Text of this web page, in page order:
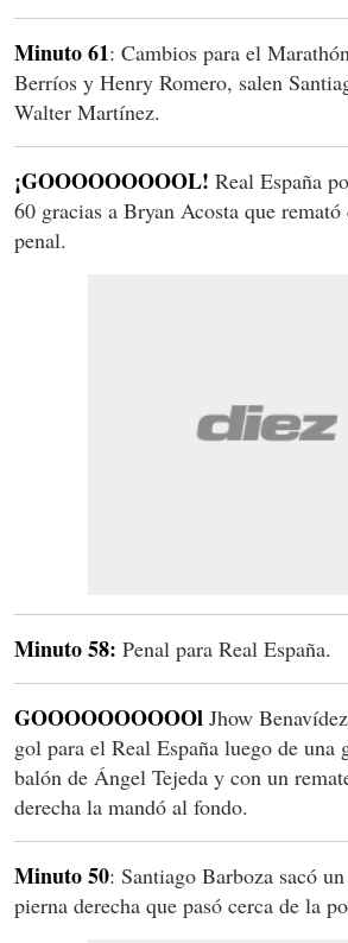
Minuto 61: Cambios para el
Berríos y Henry Romero, salen
Walter Martínez.
¡GOOOOOOOOOL! Real España
60 gracias a Bryan Acosta que
penal.
Minuto 58: Penal para Real España.
GOOOOOOOOOOl Jhow
gol para el Real España luego de una
balón de Ángel Tejeda y con un
derecha la mandó al fondo.
Minuto 50: Santiago Barboza sacó
pierna derecha que pasó cerca de la